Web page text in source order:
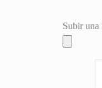
Subir una